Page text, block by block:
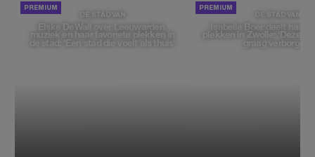
DE STAD VAN
Elske DeWall over Leeuwarden,
muziek en haar favoriete plekken in
de stad: 'Een stad die voelt als thuis'
DE STAD VAN
Isabelle Boer deelt haar
plekken in Zwolle: 'Deze
graag verborgen'